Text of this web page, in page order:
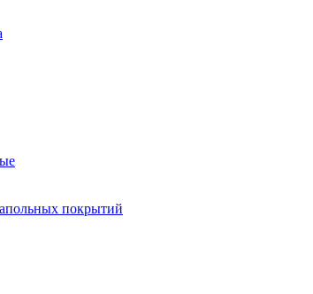
покрытий